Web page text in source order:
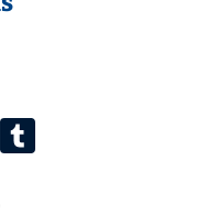
Li